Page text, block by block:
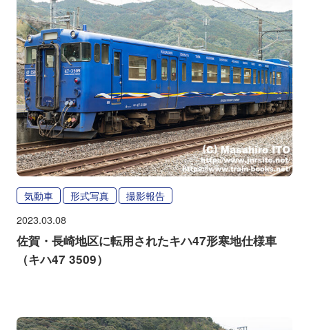
気動車 形式写真 撮影報告
2023.03.08
佐賀・長崎地区に転用されたキハ47形寒地仕様車
（キハ47 3509）